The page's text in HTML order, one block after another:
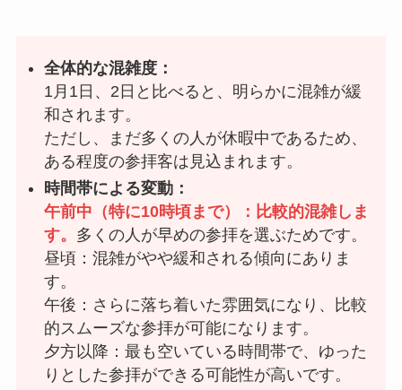
全体的な混雑度：
1月1日、2日と比べると、明らかに混雑が緩
和されます。
ただし、まだ多くの人が休暇中であるため、
ある程度の参拝客は見込まれます。
時間帯による変動：
午前中（特に10時頃まで）：比較的混雑しま
す。 多くの人が早めの参拝を選ぶためです。
昼頃：混雑がやや緩和される傾向にありま
す。
午後：さらに落ち着いた雰囲気になり、比較
的スムーズな参拝が可能になります。
夕方以降：最も空いている時間帯で、ゆった
りとした参拝ができる可能性が高いです。